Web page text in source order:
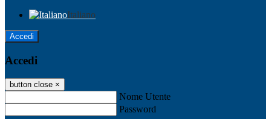
Italiano
Accedi
Accedi
button close ×
Nome Utente
Password